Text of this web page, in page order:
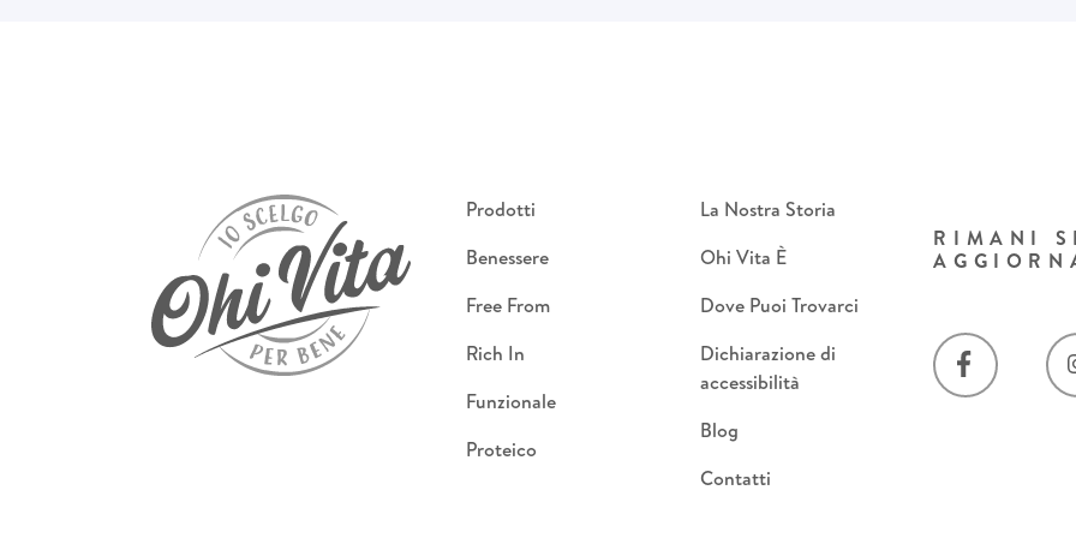
Prodotti
Benessere
Free From
Rich In
Funzionale
Proteico
La Nostra Storia
Ohi Vita È
Dove Puoi Trovarci
Dichiarazione di
accessibilità
Blog
Contatti
RIMANI